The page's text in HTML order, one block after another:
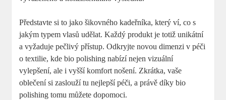
Představte si to jako šikovného kadeřníka, který ví, co s
jakým typem vlasů udělat. Každý produkt je totiž unikátní
a vyžaduje pečlivý přístup. Odkryjte novou dimenzi v péči
o textilie, kde bio polishing nabízí nejen vizuální
vylepšení, ale i vyšší komfort nošení. Zkrátka, vaše
oblečení si zaslouží tu nejlepší péči, a právě díky bio
polishing tomu můžete dopomoci.